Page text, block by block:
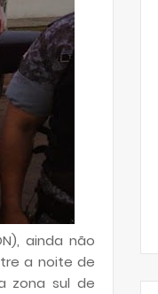
ainda não
a noite de
zona sul de